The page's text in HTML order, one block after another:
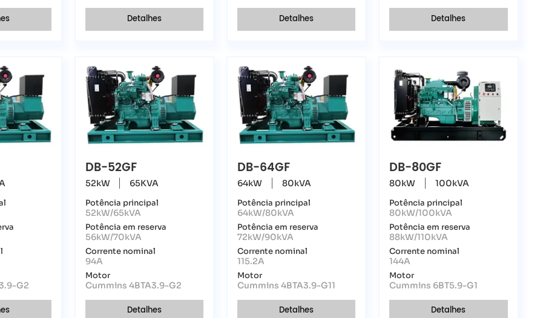
Detalhes Detalhes Detalhes
G2
DB-52GF
52kW 65KVA
Potência principal
52kW/65kVA
Potência em reserva
56kW/70kVA
Corrente nominal
94A
Motor
Cummins 4BTA3.9-G2
Detalhes
DB-64GF
64kW 80kVA
Potência principal
64kW/80kVA
Potência em reserva
72kW/90kVA
Corrente nominal
115.2A
Motor
Cummins 4BTA3.9-G11
Detalhes
DB-80GF
80kW 100kVA
Potência principal
80kW/100kVA
Potência em reserva
88kW/110kVA
Corrente nominal
144A
Motor
Cummins 6BT5.9-G1
Detalhes